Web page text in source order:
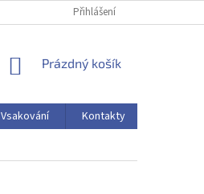
Přihlášení
NÁKUPNÍ
Prázdný košík
Vsakování Kontakty